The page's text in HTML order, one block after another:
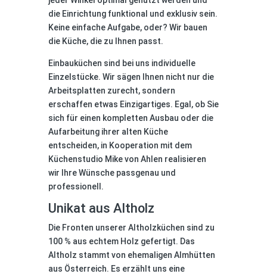
die Einrichtung funktional und exklusiv sein.
Keine einfache Aufgabe, oder? Wir bauen
die Küche, die zu Ihnen passt.
Einbauküchen sind bei uns individuelle
Einzelstücke. Wir sägen Ihnen nicht nur die
Arbeitsplatten zurecht, sondern
erschaffen etwas Einzigartiges. Egal, ob Sie
sich für einen kompletten Ausbau oder die
Aufarbeitung ihrer alten Küche
entscheiden, in Kooperation mit dem
Küchenstudio Mike von Ahlen realisieren
wir Ihre Wünsche passgenau und
professionell.
Unikat aus Altholz
Die Fronten unserer Altholzküchen sind zu
100 % aus echtem Holz gefertigt. Das
Altholz stammt von ehemaligen Almhütten
aus Österreich. Es erzählt uns eine